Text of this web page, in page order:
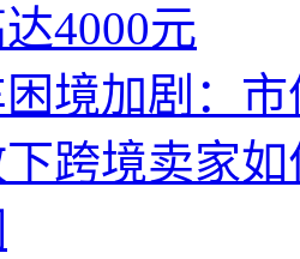
4000元
境加剧：
跨境卖家